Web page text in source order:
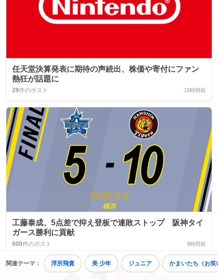
関連テーマ： 浮所飛貴 美 少年 ジュニア かまいたち（お笑
任天堂決算発表に期待の声続出、株価や寄付にファン
熱狂が話題に
29件のポスト 15時間前
工藤泰成、5点差で抑え登板で連敗ストップ 阪神タイ
ガース勝利に貢献
600件のポスト 9時間前